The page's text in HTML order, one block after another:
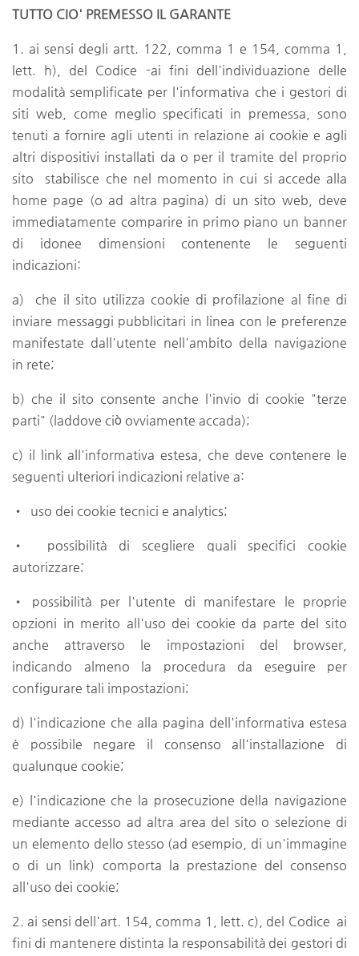
TUTTO CIO' PREMESSO IL GARANTE
1. ai sensi degli artt. 122, comma 1 e 154, comma 1,
lett. h), del Codice -ai fini dell'individuazione delle
modalità semplificate per l'informativa che i gestori di
siti web, come meglio specificati in premessa, sono
tenuti a fornire agli utenti in relazione ai cookie e agli
altri dispositivi installati da o per il tramite del proprio
sito stabilisce che nel momento in cui si accede alla
home page (o ad altra pagina) di un sito web, deve
immediatamente comparire in primo piano un banner
di idonee dimensioni contenente le seguenti
indicazioni:
a) che il sito utilizza cookie di profilazione al fine di
inviare messaggi pubblicitari in linea con le preferenze
manifestate dall'utente nell'ambito della navigazione
in rete;
b) che il sito consente anche l'invio di cookie "terze
parti" (laddove ciò ovviamente accada);
c) il link all'informativa estesa, che deve contenere le
seguenti ulteriori indicazioni relative a:
• uso dei cookie tecnici e analytics;
• possibilità di scegliere quali specifici cookie
autorizzare;
• possibilità per l'utente di manifestare le proprie
opzioni in merito all'uso dei cookie da parte del sito
anche attraverso le impostazioni del browser,
indicando almeno la procedura da eseguire per
configurare tali impostazioni;
d) l'indicazione che alla pagina dell'informativa estesa
è possibile negare il consenso all'installazione di
qualunque cookie;
e) l'indicazione che la prosecuzione della navigazione
mediante accesso ad altra area del sito o selezione di
un elemento dello stesso (ad esempio, di un'immagine
o di un link) comporta la prestazione del consenso
all'uso dei cookie;
2. ai sensi dell'art. 154, comma 1, lett. c), del Codice ai
fini di mantenere distinta la responsabilità dei gestori di